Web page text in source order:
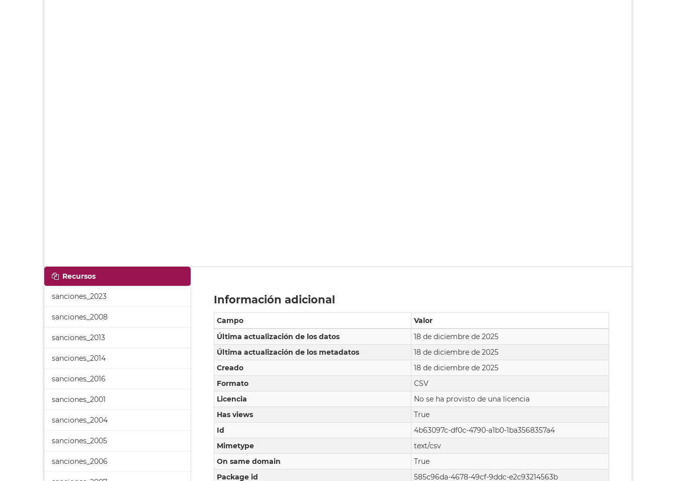
Recursos
sanciones_2023
sanciones_2008
sanciones_2013
sanciones_2014
sanciones_2016
sanciones_2001
sanciones_2004
sanciones_2005
sanciones_2006
Información adicional
Campo
Valor
Última actualización de los datos
18 de diciembre de 2025
Última actualización de los metadatos
18 de diciembre de 2025
Creado
18 de diciembre de 2025
Formato
CSV
Licencia
No se ha provisto de una licencia
Has views
True
Id
4b63097c-df0c-4790-a1b0-1ba3568357a4
Mimetype
text/csv
On same domain
True
Package id
585c96da-4678-49cf-9ddc-e2c93214563b